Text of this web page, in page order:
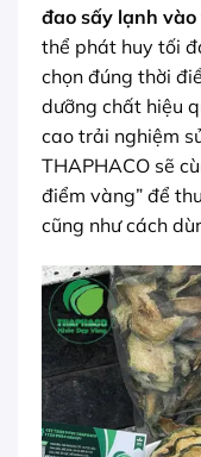
đao sấy lạnh
thể phát huy tối
chọn đúng thời
dưỡng chất hiệu
cao trải nghiệm
THAPHACO sẽ
điểm vàng” để
cũng như cách